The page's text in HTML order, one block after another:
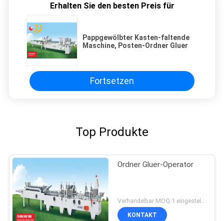
Erhalten Sie den besten Preis für
Pappgewölbter Kasten-faltende
Maschine, Posten-Ordner Gluer
Fortsetzen
Top Produkte
Ordner Gluer-Operator
Verhandelbar MOQ:1 eingestellt/Sätze
KONTAKT